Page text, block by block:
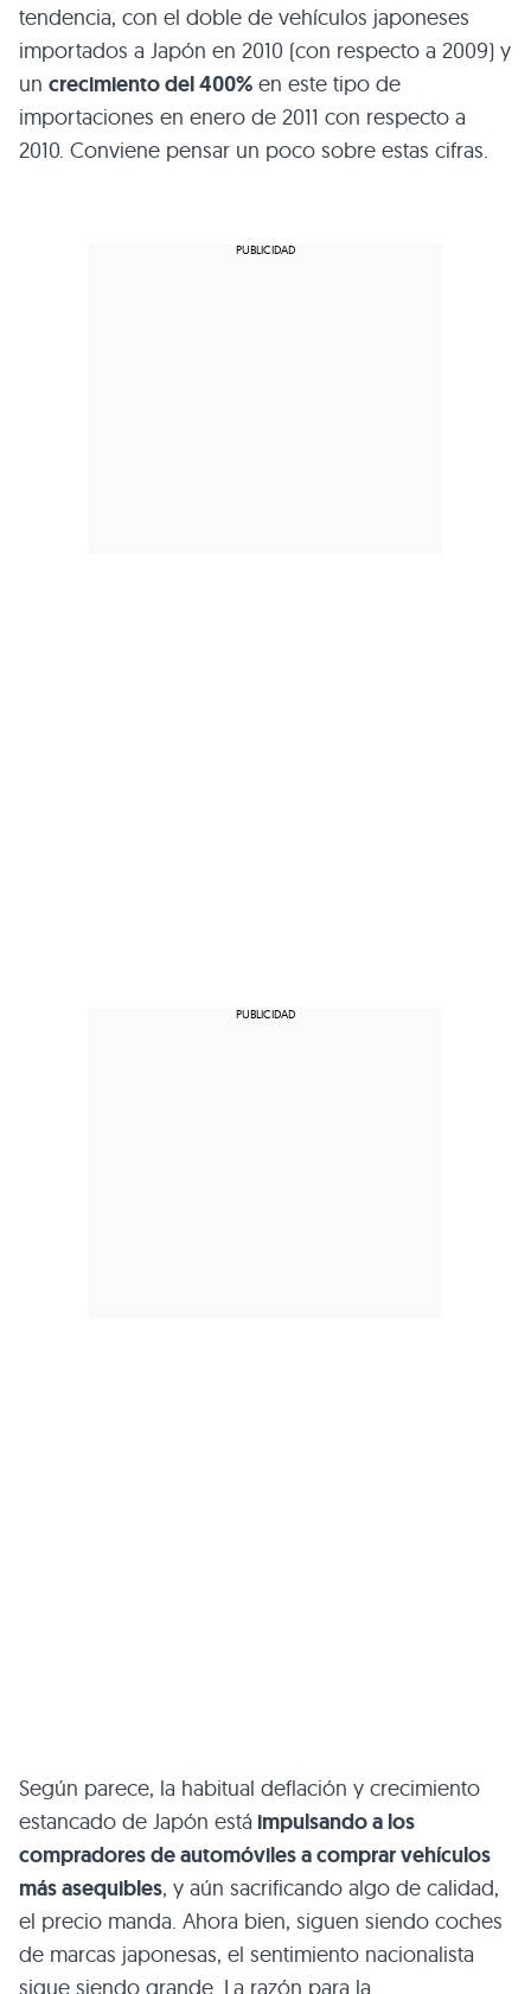
tendencia, con el doble de vehículos japoneses
importados a Japón en 2010 (con respecto a 2009) y
un crecimiento del 400% en este tipo de
importaciones en enero de 2011 con respecto a
2010. Conviene pensar un poco sobre estas cifras.
Según parece, la habitual deflación y crecimiento
estancado de Japón está impulsando a los
compradores de automóviles a comprar vehículos
más asequibles, y aún sacrificando algo de calidad,
el precio manda. Ahora bien, siguen siendo coches
de marcas japonesas, el sentimiento nacionalista
sigue siendo grande. La razón para la